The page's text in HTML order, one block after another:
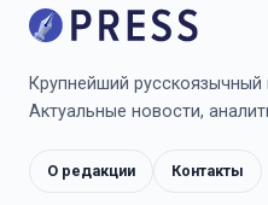
Крупнейший
Актуальные новости,
О редакции Контакты